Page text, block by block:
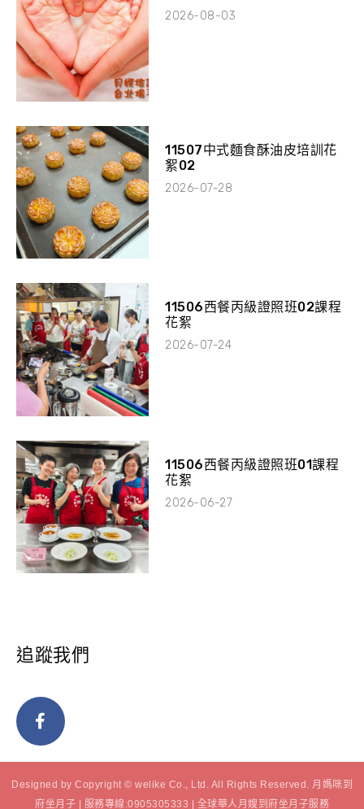
2026-08-03
11507中式麵食酥油皮培訓花
絮02
2026-07-28
11506西餐丙級證照班02課程
花絮
2026-07-24
11506西餐丙級證照班01課程
花絮
2026-06-27
追蹤我們
Designed by Copyright © welike Co., Ltd. All Rights Reserved. 月媽咪到
府坐月子 | 服務專線:0905305333 | 全球華人月嫂到府坐月子服務